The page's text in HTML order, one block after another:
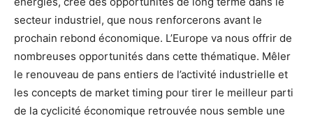
secteur industriel, que nous renforcerons avant le
prochain rebond économique. L’Europe va nous offrir de
nombreuses opportunités dans cette thématique. Mêler
le renouveau de pans entiers de l’activité industrielle et
les concepts de market timing pour tirer le meilleur parti
de la cyclicité économique retrouvée nous semble une